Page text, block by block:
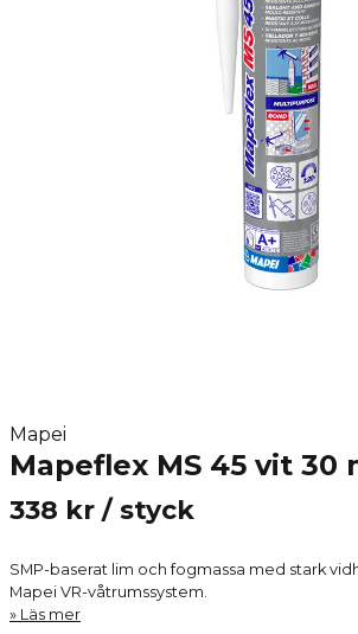
Mapei
Mapeflex MS 45 vit 30
338 kr / styck
SMP-baserat lim och fogmassa med stark
Mapei VR-våtrumssystem.
Läs mer